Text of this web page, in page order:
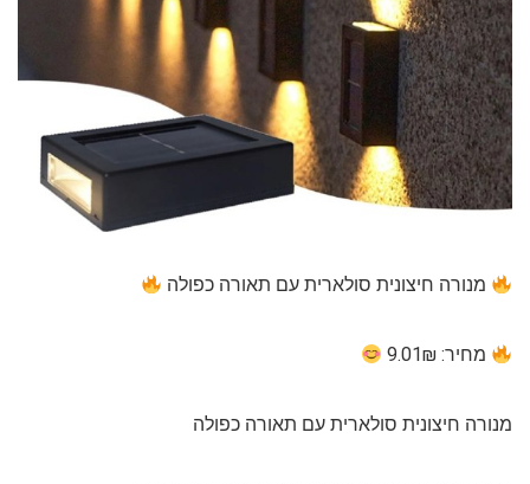
מנורה חיצונית סולארית עם תאורה כפולה
מחיר: 9.01₪
מנורה חיצונית סולארית עם תאורה כפולה